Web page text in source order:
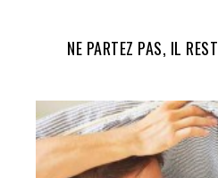
NE PARTEZ PAS, IL